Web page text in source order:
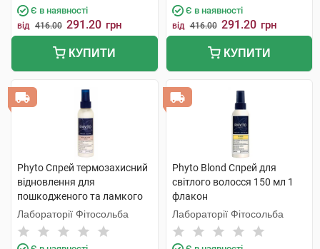
Є в наявності
від 416.00 291.20 грн
КУПИТИ
Є в наявності
від 416.00 291.20 грн
КУПИТИ
Phyto Спрей термозахисний
відновлення для
пошкодженого та ламкого
волосся 150 мл 1 флакон
Лабораторії Фітосольба
Phyto Blond Спрей для
світлого волосся 150 мл 1
флакон
Лабораторії Фітосольба